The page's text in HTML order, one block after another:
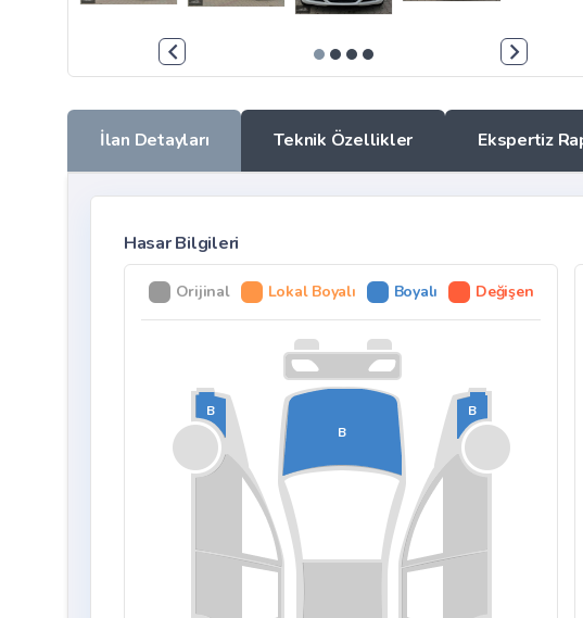
İlan Detayları Teknik Özellikler Ekspertiz
Hasar Bilgileri
Orijinal Lokal Boyalı Boyalı Değişen
B
B
B